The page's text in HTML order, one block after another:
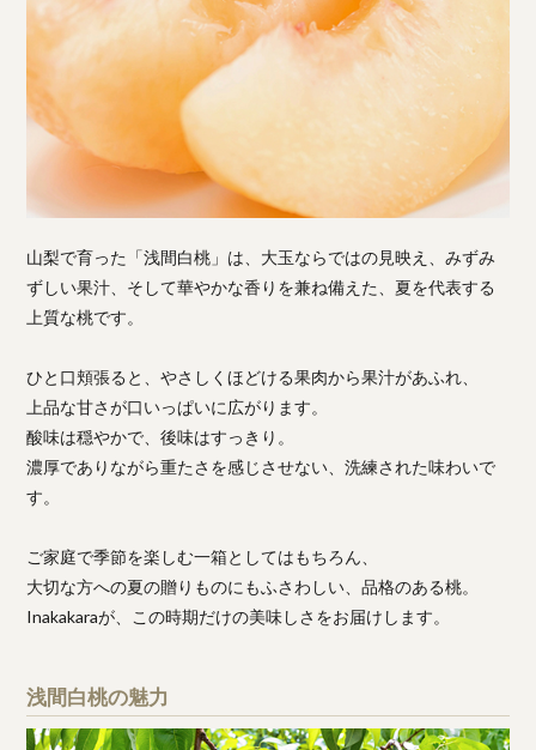
山梨で育った「浅間白桃」は、大玉ならではの見映え、みずみ
ずしい果汁、そして華やかな香りを兼ね備えた、夏を代表する
上質な桃です。
ひと口頬張ると、やさしくほどける果肉から果汁があふれ、
上品な甘さが口いっぱいに広がります。
酸味は穏やかで、後味はすっきり。
濃厚でありながら重たさを感じさせない、洗練された味わいで
す。
ご家庭で季節を楽しむ一箱としてはもちろん、
大切な方への夏の贈りものにもふさわしい、品格のある桃。
Inakakaraが、この時期だけの美味しさをお届けします。
浅間白桃の魅力